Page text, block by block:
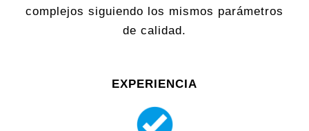
complejos siguiendo los mismos parámetros
de calidad.
EXPERIENCIA